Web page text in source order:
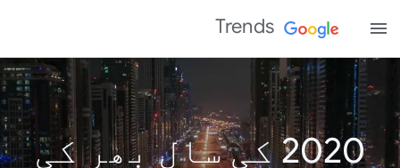
Trends
2020 کی سال بھر کی